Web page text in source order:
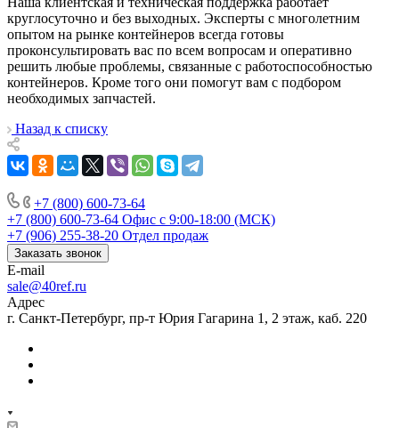
круглосуточно и без выходных. Эксперты с многолетним
опытом на рынке контейнеров всегда готовы
проконсультировать вас по всем вопросам и оперативно
решить любые проблемы, связанные с работоспособностью
контейнеров. Кроме того они помогут вам с подбором
необходимых запчастей.
Назад к списку
+7 (800) 600-73-64
+7 (800) 600-73-64 Офис с 9:00-18:00 (МСК)
+7 (906) 255-38-20 Отдел продаж
Заказать звонок
E-mail
sale@40ref.ru
Адрес
г. Санкт-Петербург, пр-т Юрия Гагарина 1, 2 этаж, каб. 220